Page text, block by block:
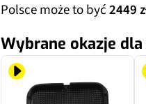
Polsce może to być2449
Wybrane okazje dla